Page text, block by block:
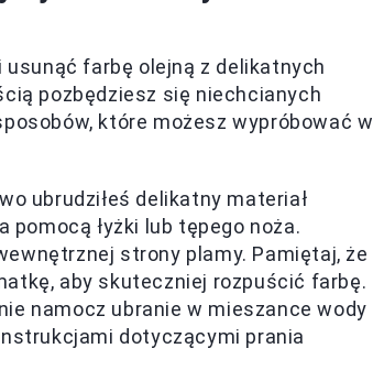
farbę olejną z delikatnych
pozbędziesz się niechcianych
które możesz wypróbować w
ubrudziłeś delikatny materiał
łyżki lub tępego noża.
strony plamy. Pamiętaj, że
aby skuteczniej rozpuścić farbę.
namocz ubranie w mieszance wody
dotyczącymi prania